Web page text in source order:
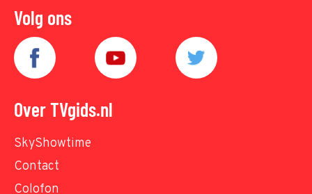
Volg ons
Over TVgids.nl
SkyShowtime
Contact
Colofon